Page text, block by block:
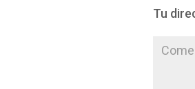
Tu